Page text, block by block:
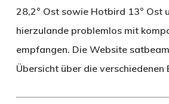
28,2° Ost sowie Hotbird 13° Ost
hierzulande problemlos mit
empfangen. Die Website
Übersicht über die verschiedenen